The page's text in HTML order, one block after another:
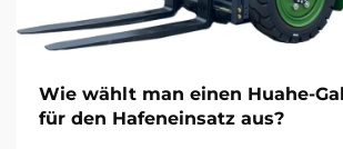
Wie wählt man einen Huahe-
für den Hafeneinsatz aus?